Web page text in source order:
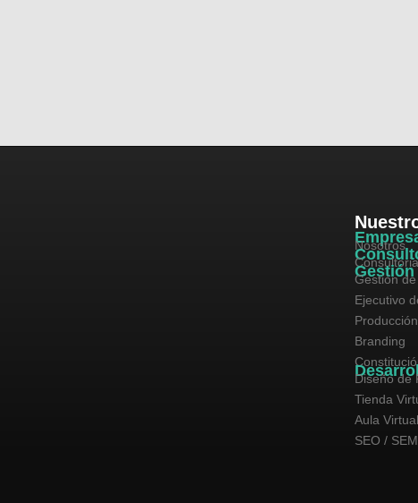
Nosotros
Gestión
Gestión
Ejecutivo
Branding
Diseño de
Tienda
Aula Virtual
SEO / SEM